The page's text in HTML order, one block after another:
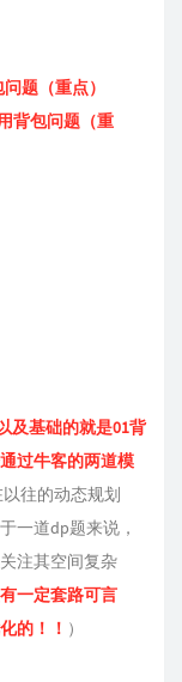
题（重点）
背包问题（重
及基础的就是01背
过牛客的两道模
以往的动态规划
一道dp题来说，
注其空间复杂
一定套路可言
的！！ ）